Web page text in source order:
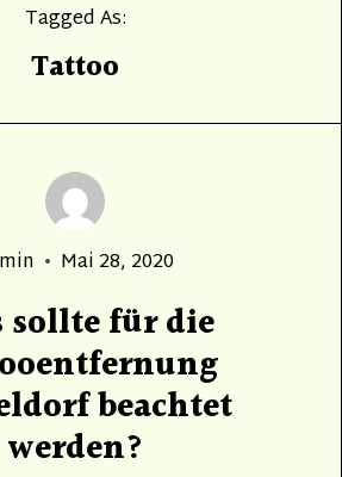
Tagged As:
Tattoo
Posted
Mai 28, 2020
sollte für die
beachtet
werden?